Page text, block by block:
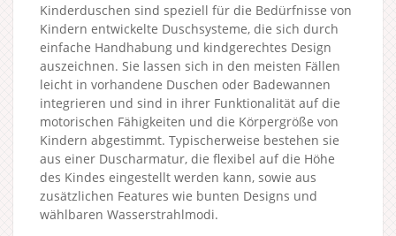
Kinderduschen sind speziell für die Bedürfnisse von
Kindern entwickelte Duschsysteme, die sich durch
einfache Handhabung und kindgerechtes Design
auszeichnen. Sie lassen sich in den meisten Fällen
leicht in vorhandene Duschen oder Badewannen
integrieren und sind in ihrer Funktionalität auf die
motorischen Fähigkeiten und die Körpergröße von
Kindern abgestimmt. Typischerweise bestehen sie
aus einer Duscharmatur, die flexibel auf die Höhe
des Kindes eingestellt werden kann, sowie aus
zusätzlichen Features wie bunten Designs und
wählbaren Wasserstrahlmodi.